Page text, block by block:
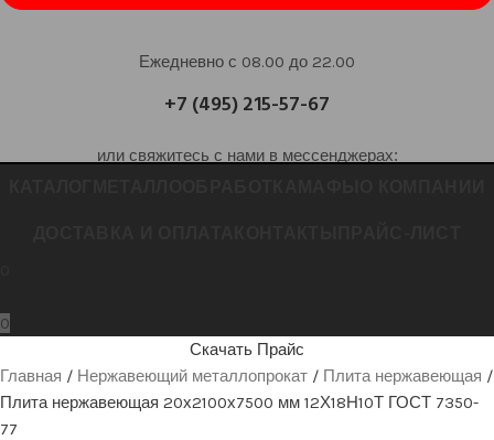
Ежедневно с 08.00 до 22.00
+7 (495) 215-57-67
или свяжитесь с нами в мессенджерах:
0
Скачать Прайс
Главная Нержавеющий металлопрокат
Плита нержавеющая
Плита нержавеющая 20х2100х7500 мм 12Х18Н10Т ГОСТ 7350-
77